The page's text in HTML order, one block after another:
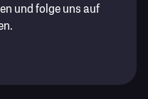
und folge uns auf